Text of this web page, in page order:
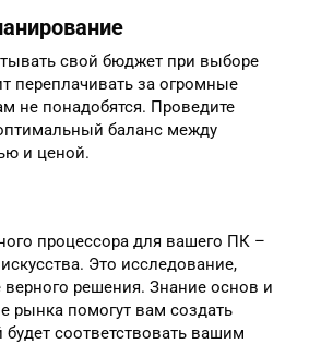
свой бюджет при выборе
переплачивать за огромные
не понадобятся. Проведите
баланс между
и ценой.
процессора для вашего ПК –
Это исследование,
верного решения. Знание основ и
рынка помогут вам создать
соответствовать вашим